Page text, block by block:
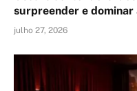
surpreender e dominar
julho 27, 2026